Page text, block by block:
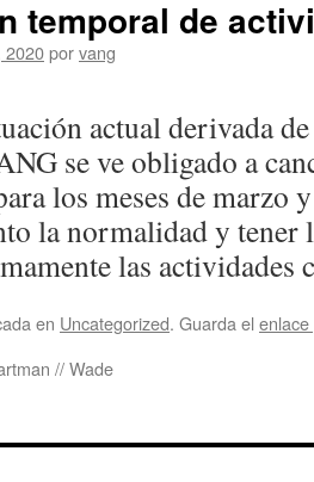
temporal de
2020porvang
actual derivada
se ve obligado a
los meses de marzo
la normalidad y tener
las actividades
en Uncategorized. Guarda el
// Wade